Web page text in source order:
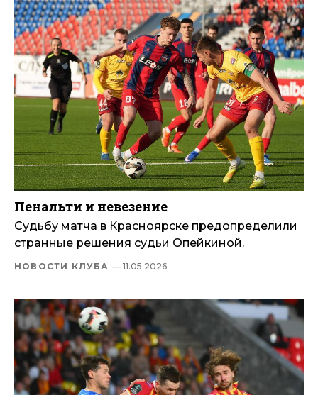
Пенальти и невезение
Судьбу матча в Красноярске предопределили
странные решения судьи Опейкиной.
НОВОСТИ КЛУБА — 11.05.2026